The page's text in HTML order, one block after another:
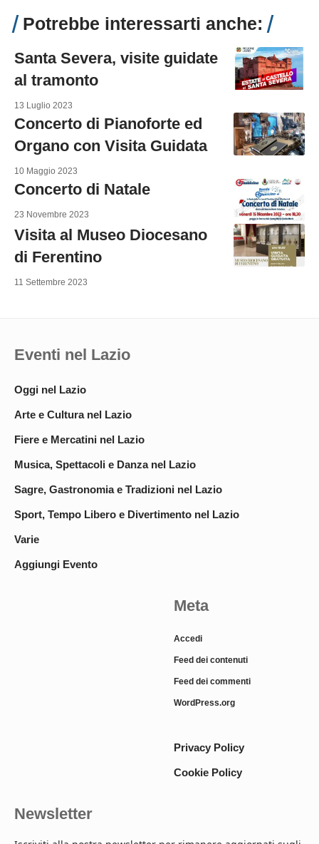
Potrebbe interessarti anche:
Santa Severa, visite guidate
al tramonto
13 Luglio 2023
Concerto di Pianoforte ed
Organo con Visita Guidata
10 Maggio 2023
Concerto di Natale
23 Novembre 2023
Visita al Museo Diocesano
di Ferentino
11 Settembre 2023
Eventi nel Lazio
Oggi nel Lazio
Arte e Cultura nel Lazio
Fiere e Mercatini nel Lazio
Musica, Spettacoli e Danza nel Lazio
Sagre, Gastronomia e Tradizioni nel Lazio
Sport, Tempo Libero e Divertimento nel Lazio
Varie
Aggiungi Evento
Meta
Accedi
Feed dei contenuti
Feed dei commenti
WordPress.org
Privacy Policy
Cookie Policy
Newsletter